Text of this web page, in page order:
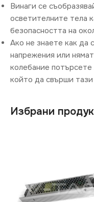
Винаги се
осветителните тела
безопасността на
Ако не знаете как да
напрежения или
колебание
който да свърши
Избрани